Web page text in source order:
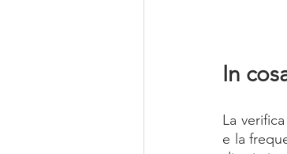
In
La
e la